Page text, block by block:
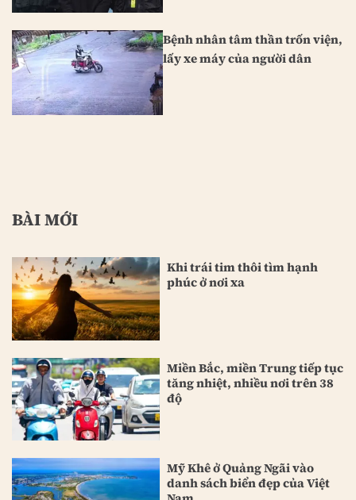
Bệnh nhân tâm thần trốn viện,
lấy xe máy của người dân
BÀI MỚI
Khi trái tim thôi tìm hạnh
phúc ở nơi xa
Miền Bắc, miền Trung tiếp tục
tăng nhiệt, nhiều nơi trên 38
độ
Mỹ Khê ở Quảng Ngãi vào
danh sách biển đẹp của Việt